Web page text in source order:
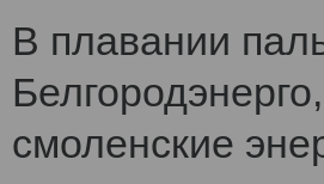
В плавании
смоленские